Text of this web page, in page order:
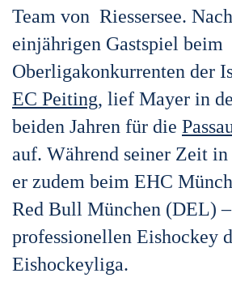
Team von Riessersee.
einjährigen Gastspiel beim
Oberligakonkurrenten der
EC Peiting, lief Mayer in
beiden Jahren für die
auf. Während seiner Zeit in
er zudem beim EHC
Red Bull München (DEL)
professionellen Eishockey
Eishockeyliga.